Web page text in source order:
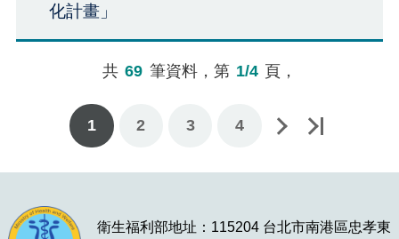
化計畫」
共 69 筆資料，第 1/4 頁，
1 2 3 4
下一頁最後一頁
衛生福利部地址：115204 台北市南港區忠孝東